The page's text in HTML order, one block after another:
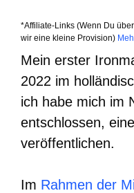
*Affiliate-Links (Wenn Du
wir eine kleine Provision)
Mein erster
2022 im
ich habe mich im
entschlossen,
veröffentlichen.
Im Rahmen der